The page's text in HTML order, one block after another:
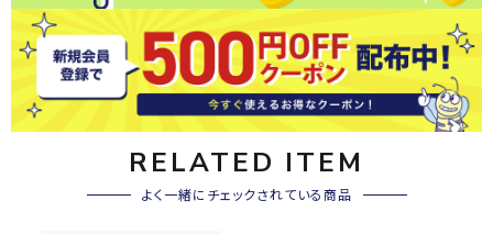
RELATED ITEM
よく一緒にチェックされている商品